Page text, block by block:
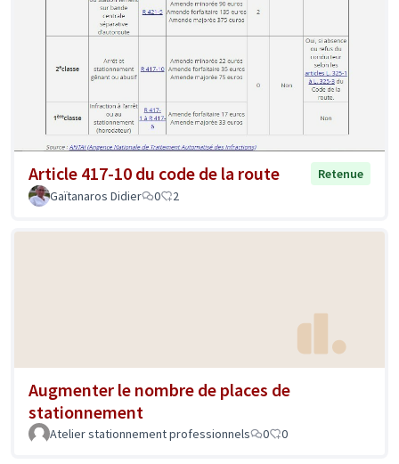
Article 417-10 du code de la route
Retenue
Gaïtanaros Didier
0 2
Augmenter le nombre de places de
stationnement
Atelier stationnement professionnels 0 0